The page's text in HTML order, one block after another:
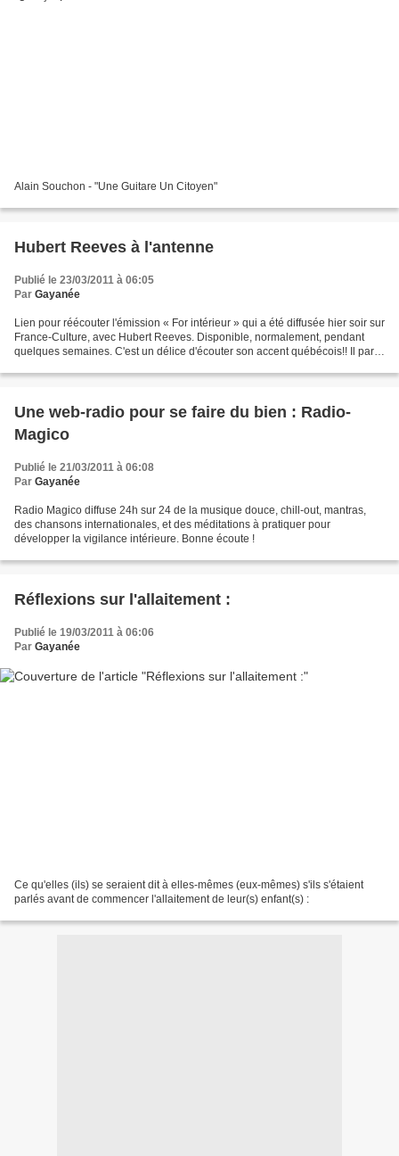
Alain Souchon - "Une Guitare Un Citoyen"
Hubert Reeves à l'antenne
Publié le 23/03/2011 à 06:05
Par Gayanée
Lien pour réécouter l'émission « For intérieur » qui a été diffusée hier soir sur
France-Culture, avec Hubert Reeves. Disponible, normalement, pendant
quelques semaines. C'est un délice d'écouter son accent québécois!! Il parle
Une web-radio pour se faire du bien : Radio-
Magico
Publié le 21/03/2011 à 06:08
Par Gayanée
Radio Magico diffuse 24h sur 24 de la musique douce, chill-out, mantras,
des chansons internationales, et des méditations à pratiquer pour
développer la vigilance intérieure. Bonne écoute !
Réflexions sur l'allaitement :
Publié le 19/03/2011 à 06:06
Par Gayanée
Ce qu'elles (ils) se seraient dit à elles-mêmes (eux-mêmes) s'ils s'étaient
parlés avant de commencer l'allaitement de leur(s) enfant(s) :